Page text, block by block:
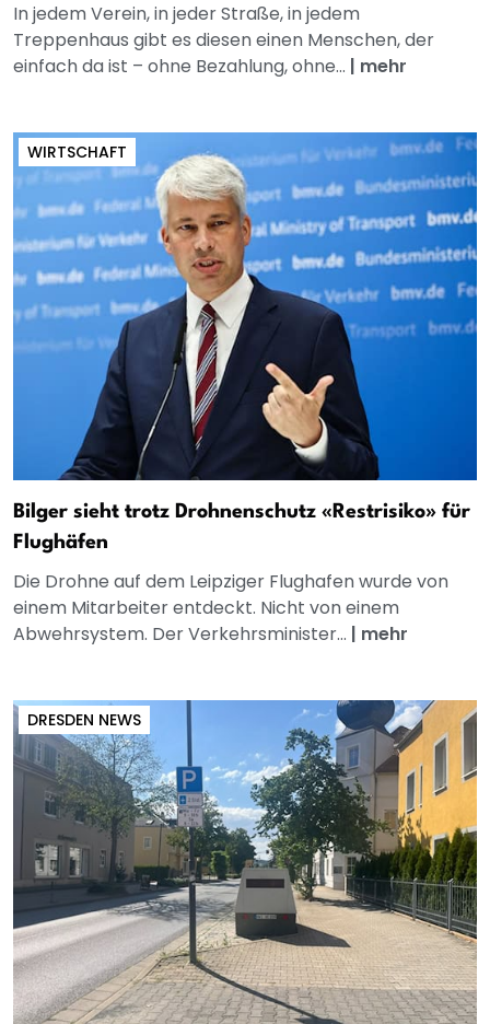
In jedem Verein, in jeder Straße, in jedem
Treppenhaus gibt es diesen einen Menschen, der
einfach da ist – ohne Bezahlung, ohne... | mehr
WIRTSCHAFT
Bilger sieht trotz Drohnenschutz «Restrisiko» für
Flughäfen
Die Drohne auf dem Leipziger Flughafen wurde von
einem Mitarbeiter entdeckt. Nicht von einem
Abwehrsystem. Der Verkehrsminister... | mehr
DRESDEN NEWS